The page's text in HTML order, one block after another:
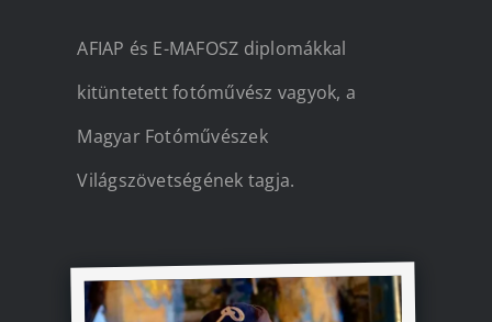
AFIAP és E-MAFOSZ diplomákkal
kitüntetett fotóművész vagyok, a
Magyar Fotóművészek
Világszövetségének tagja.